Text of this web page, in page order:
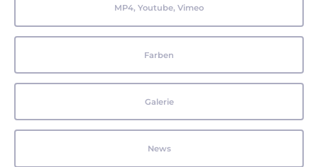
MP4, Youtube, Vimeo
Farben
Galerie
News